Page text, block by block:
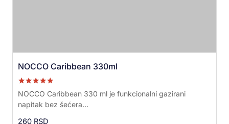
NOCCO Caribbean 330ml
Ocenjeno sa
5.00
od 5
NOCCO Caribbean 330 ml je funkcionalni gazirani
napitak bez šećera...
260 RSD